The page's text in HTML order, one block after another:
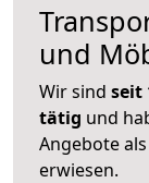
und
Wir sind seit
tätig und
Angebote
erwiesen.